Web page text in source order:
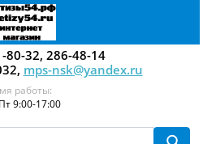
80-32, 286-48-14
mps-nsk@yandex.ru
работы:
9:00-17:00